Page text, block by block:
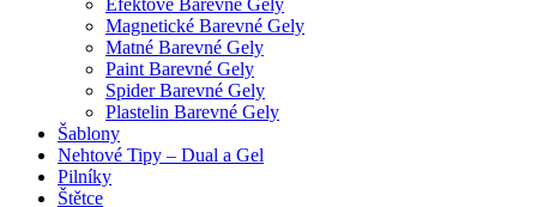
Efektové Barevné Gely
Magnetické Barevné Gely
Matné Barevné Gely
Paint Barevné Gely
Spider Barevné Gely
Plastelin Barevné Gely
Šablony
Nehtové Tipy – Dual a Gel
Pilníky
Štětce